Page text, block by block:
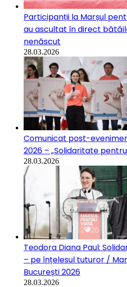
Participanții la Marșul
au ascultat în direct
nenăscut
28.03.2026
Comunicat post-
2026 – „Solidaritate
28.03.2026
Teodora Diana Paul:
– pe înțelesul tuturor /
București 2026
28.03.2026